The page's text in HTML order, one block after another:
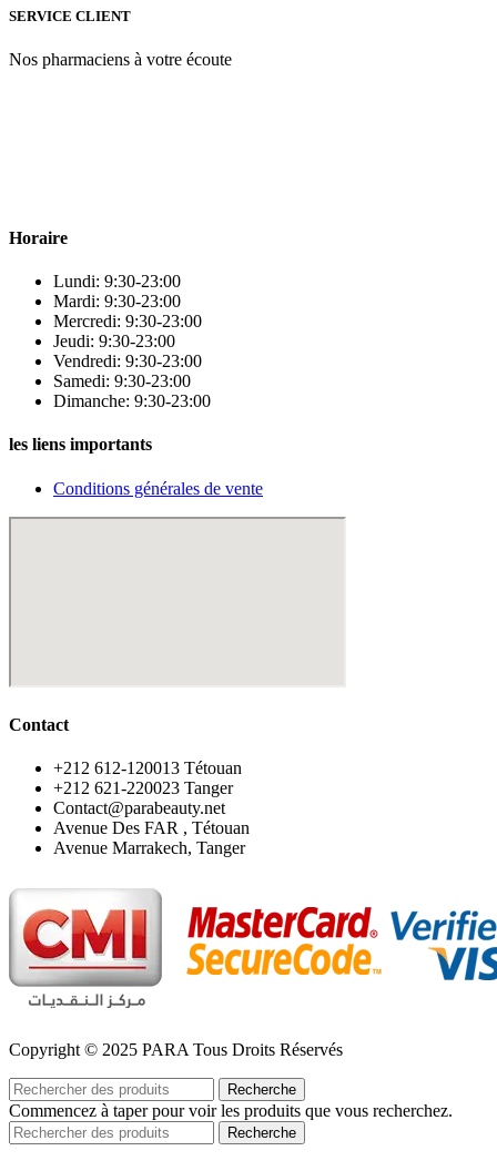
SERVICE CLIENT
Nos pharmaciens à votre écoute
Horaire
Lundi: 9:30-23:00
Mardi: 9:30-23:00
Mercredi: 9:30-23:00
Jeudi: 9:30-23:00
Vendredi: 9:30-23:00
Samedi: 9:30-23:00
Dimanche: 9:30-23:00
les liens importants
Conditions générales de vente
Contact
‪+212 612-120013 Tétouan
‪+212 621-220023 Tanger
Contact@parabeauty.net
Avenue Des FAR , Tétouan
Avenue Marrakech, Tanger
Copyright © 2025 PARA Tous Droits Réservés
Recherche
Commencez à taper pour voir les produits que vous recherchez.
Recherche